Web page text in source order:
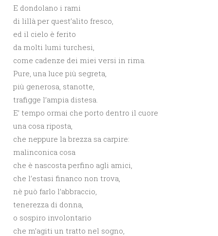
E dondolano i rami
di lillà per quest’alito fresco,
ed il cielo è ferito
da molti lumi turchesi,
come cadenze dei miei versi in rima.
Pure, una luce più segreta,
più generosa, stanotte,
trafigge l’ampia distesa.
E’ tempo ormai che porto dentro il cuore
una cosa riposta,
che neppure la brezza sa carpire:
malinconica cosa
che è nascosta perfino agli amici,
che l’estasi financo non trova,
nè può farlo l’abbraccio,
tenerezza di donna,
o sospiro involontario
che m’agiti un tratto nel sogno,